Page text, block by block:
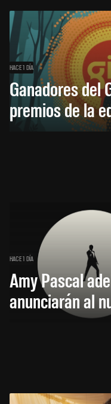
HACE 1 DÍA
Ganadores del
premios de la
HACE 1 DÍA
Amy Pascal
anunciarán al